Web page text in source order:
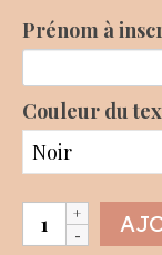
Prénom à
Couleur du
quantité
de